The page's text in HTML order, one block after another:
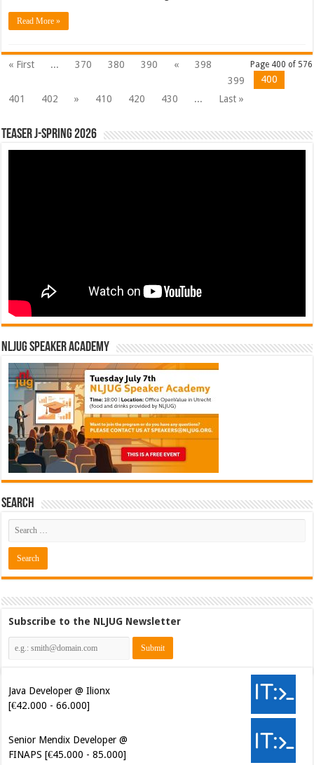
Read More »
Page 400 of 576
« First ... 370 380 390 «
398
399
400
401
402 » 410 420 430 ... Last »
Teaser J-Spring 2026
NLJUG Speaker Academy
Search
Subscribe to the NLJUG Newsletter
[€42.000 - 66.000]
FINAPS [€45.000 - 85.000]